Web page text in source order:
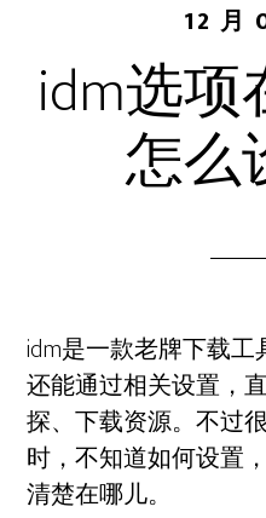
12 月
idm选
怎么
idm是一款老牌下载工
还能通过相关设置，
探、下载资源。不过
时，不知道如何设置
清楚在哪儿。